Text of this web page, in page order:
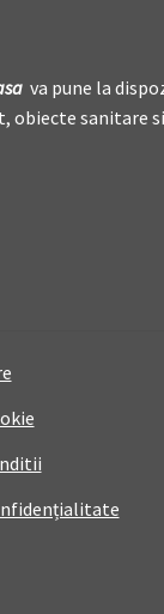
va pune la
obiecte sanitare